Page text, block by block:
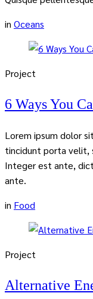
in Oceans
Project
6 Ways You
Lorem ipsum dolor
tincidunt porta velit,
Integer est ante,
ante.
in Food
Project
Alternative